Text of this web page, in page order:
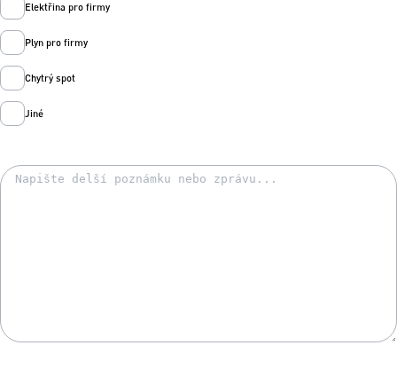
Elektřina pro firmy
Plyn pro firmy
Chytrý spot
Jiné